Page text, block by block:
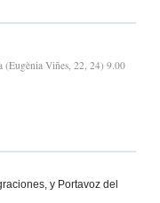
(Eugènia Viñes, 22, 24) 9.00
y Portavoz del